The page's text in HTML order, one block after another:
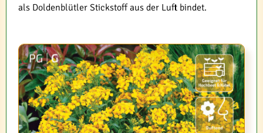
als Doldenblütler Stickstoff aus der Luft bindet.